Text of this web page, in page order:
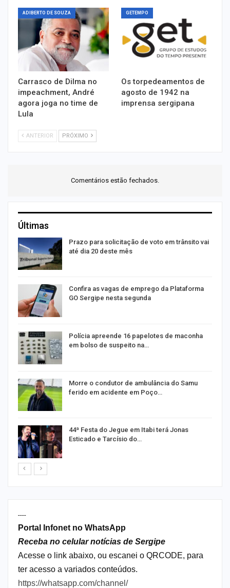
ADIBERTO DE SOUZA
Carrasco de Dilma no
impeachment, André
agora joga no time de
Lula
GETEMPO
Os torpedeamentos de
agosto de 1942 na
imprensa sergipana
ANTERIOR PRÓXIMO
Comentários estão fechados.
Últimas
Prazo para solicitação de voto em trânsito vai
até dia 20 deste mês
Confira as vagas de emprego da Plataforma
GO Sergipe nesta segunda
Polícia apreende 16 papelotes de maconha
em bolso de suspeito na…
Morre o condutor de ambulância do Samu
ferido em acidente em Poço…
44ª Festa do Jegue em Itabi terá Jonas
Esticado e Tarcísio do…
----
Portal Infonet no WhatsApp
Receba no celular notícias de Sergipe
Acesse o link abaixo, ou escanei o QRCODE, para
ter acesso a variados conteúdos.
https://whatsapp.com/channel/